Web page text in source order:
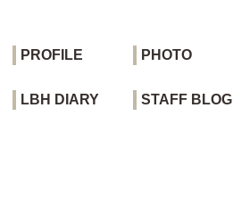
PROFILE PHOTO
LBH DIARY STAFF BLOG